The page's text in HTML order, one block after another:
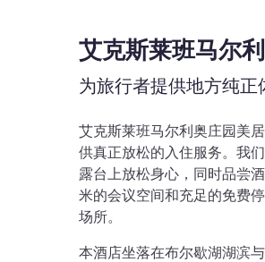
艾克斯莱班马尔
为旅行者提供地方纯正
艾克斯莱班马尔利奥庄园美
供真正放松的入住服务。我
露台上放松身心，同时品尝
米的会议空间和充足的免费
场所。
本酒店坐落在布尔歇湖湖滨